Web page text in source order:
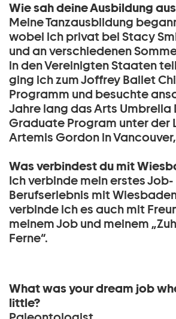
Wie sah deine Ausbildung
Meine Tanzausbildung
wobei ich privat bei Stacy
und an verschiedenen
in den Vereinigten Staaten
ging ich zum Joffrey Ballet
Programm und besuchte
Jahre lang das Arts Umbrella
Graduate Program unter der
Artemis Gordon in
Was verbindest du mit
Ich verbinde mein erstes Job-
Berufserlebnis mit
verbinde ich es auch mit
meinem Job und meinem
Ferne“.
What was your dream job
little?